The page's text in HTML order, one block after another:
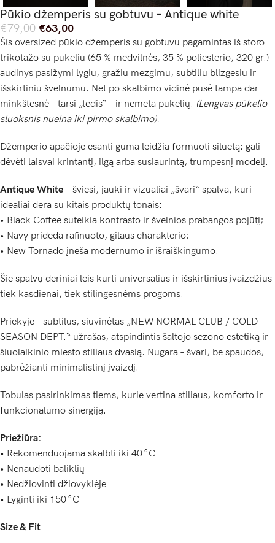
Pūkio džemperis su gobtuvu – Antique white
€79,00 €63,00
Šis oversized pūkio džemperis su gobtuvu pagamintas iš storo
trikotažo su pūkeliu (65 % medvilnės, 35 % poliesterio, 320 gr.) –
audinys pasižymi lygiu, gražiu mezgimu, subtiliu blizgesiu ir
išskirtiniu švelnumu. Net po skalbimo vidinė pusė tampa dar
minkštesnė – tarsi „tedis“ – ir nemeta pūkelių. (Lengvas pūkelio
sluoksnis nueina iki pirmo skalbimo).
Džemperio apačioje esanti guma leidžia formuoti siluetą: gali
dėvėti laisvai krintantį, ilgą arba susiaurintą, trumpesnį modelį.
Antique White – šviesi, jauki ir vizualiai „švari“ spalva, kuri
idealiai dera su kitais produktų tonais:
• Black Coffee suteikia kontrasto ir švelnios prabangos pojūtį;
• Navy prideda rafinuoto, gilaus charakterio;
• New Tornado įneša modernumo ir išraiškingumo.
Šie spalvų deriniai leis kurti universalius ir išskirtinius įvaizdžius
tiek kasdienai, tiek stilingesnėms progoms.
Priekyje – subtilus, siuvinėtas „NEW NORMAL CLUB / COLD
SEASON DEPT.“ užrašas, atspindintis šaltojo sezono estetiką ir
šiuolaikinio miesto stiliaus dvasią. Nugara – švari, be spaudos,
pabrėžianti minimalistinį įvaizdį.
Tobulas pasirinkimas tiems, kurie vertina stiliaus, komforto ir
funkcionalumo sinergiją.
Priežiūra:
• Rekomenduojama skalbti iki 40 °C
• Nenaudoti baliklių
• Nedžiovinti džiovyklėje
• Lyginti iki 150 °C
Size & Fit